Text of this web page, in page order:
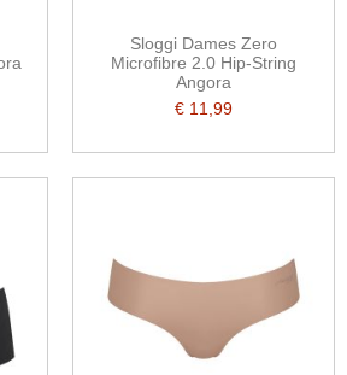
Sloggi Dames Zero
Microfibre 2.0 Hip-String
Angora
€ 11,99